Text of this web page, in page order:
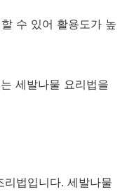
수 있어 활용도가 높
세발나물 요리법을
법입니다. 세발나물